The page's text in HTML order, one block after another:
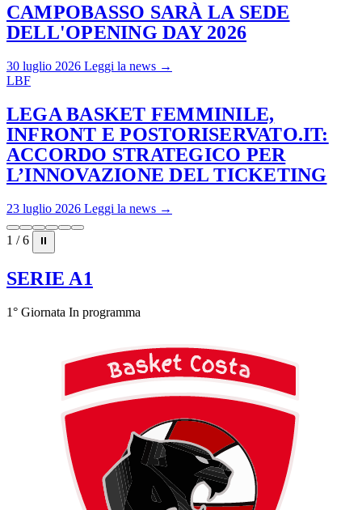
CAMPOBASSO SARÀ LA SEDE
DELL'OPENING DAY 2026
30 luglio 2026 Leggi la news →
LBF
LEGA BASKET FEMMINILE,
INFRONT E POSTORISERVATO.IT:
ACCORDO STRATEGICO PER
L’INNOVAZIONE DEL TICKETING
23 luglio 2026 Leggi la news →
1 / 6 ⏸
SERIE A1
1° Giornata In programma